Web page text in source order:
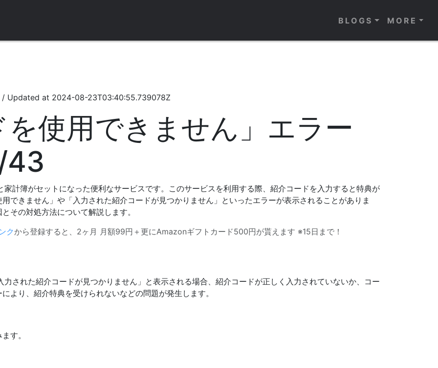
BLOGS MORE
/ Updated at 2024-08-23T03:40:55.739078Z
使用できません」エラー
43
計簿がセットになった便利なサービスです。このサービスを利用する際、紹介コードを入力すると特典が
できません」や「入力された紹介コードが見つかりません」といったエラーが表示されることがありま
その対処方法について解説します。
クから登録すると、2ヶ月 月額99円＋更にAmazonギフトカード500円が貰えます ※15日まで！
された紹介コードが見つかりません」と表示される場合、紹介コードが正しく入力されていないか、コー
より、紹介特典を受けられないなどの問題が発生します。
す。